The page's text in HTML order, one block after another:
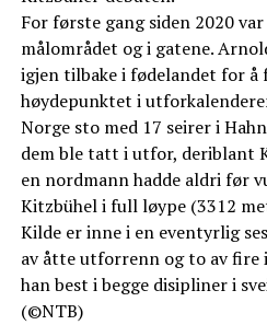
For første gang siden 2020
målområdet og i gatene.
igjen tilbake i fødelandet for å
høydepunktet i
Norge sto med 17 seirer i
dem ble tatt i utfor, deriblant
en nordmann hadde aldri før
Kitzbühel i full løype (3312
Kilde er inne i en eventyrlig
av åtte utforrenn og to av fire
han best i begge disipliner i
(©NTB)